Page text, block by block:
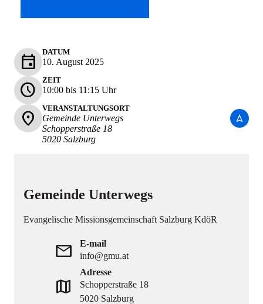
event DATUM
10. August 2025
schedule ZEIT
10:00 bis 11:15 Uhr
place VERANSTALTUNGSORT
Gemeinde Unterwegs
Schopperstraße 18
5020 Salzburg
navigation
Gemeinde Unterwegs
Evangelische Missionsgemeinschaft Salzburg KdöR
mail
E-mail
info@gmu.at
map
Adresse
Schopperstraße 18
5020 Salzburg